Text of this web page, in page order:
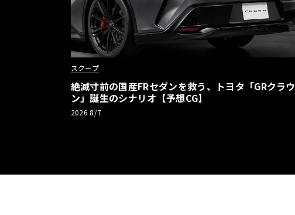
スクープ
絶滅寸前の国産FRセダンを救う、トヨタ「GRクラウ
ン」誕生のシナリオ【予想CG】
2026 8/7